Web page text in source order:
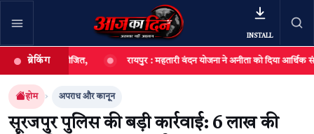
INSTALL
खबर खोजें
खोजें
ब्रेकिंग
आयोजित, रायपुर : महतारी वंदन योजना ने अनीता को दिया आर्थिक संबल, छोटी
होम अपराध और कानून
सूरजपुर पुलिस की बड़ी कार्रवाई: ₹6 लाख की